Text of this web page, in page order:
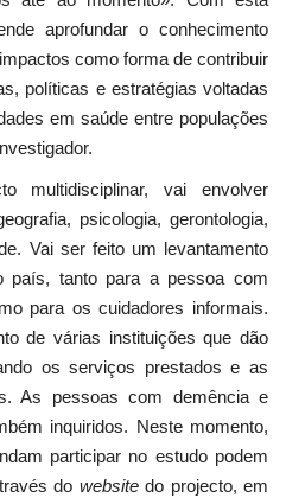
aprofundar o conhecimento
como forma de contribuir
políticas e estratégias voltadas
em saúde entre populações
multidisciplinar, vai envolver
psicologia, gerontologia,
Vai ser feito um levantamento
país, tanto para a pessoa com
para os cuidadores informais.
de várias instituições que dão
os serviços prestados e as
As pessoas com demência e
inquiridos. Neste momento,
participar no estudo podem
do websitedo projecto, em